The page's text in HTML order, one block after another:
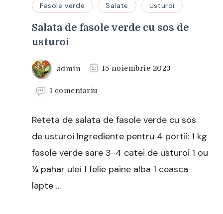
Fasole verde Salate Usturoi
Salata de fasole verde cu sos de
usturoi
admin 15 noiembrie 2023
1 comentariu
fasole
verde
sos
usturoi
Reteta de salata de fasole verde cu sos
de usturoi Ingrediente pentru 4 portii: 1 kg
fasole verde sare 3-4 catei de usturoi 1 ou
¼ pahar ulei 1 felie paine alba 1 ceasca
lapte …